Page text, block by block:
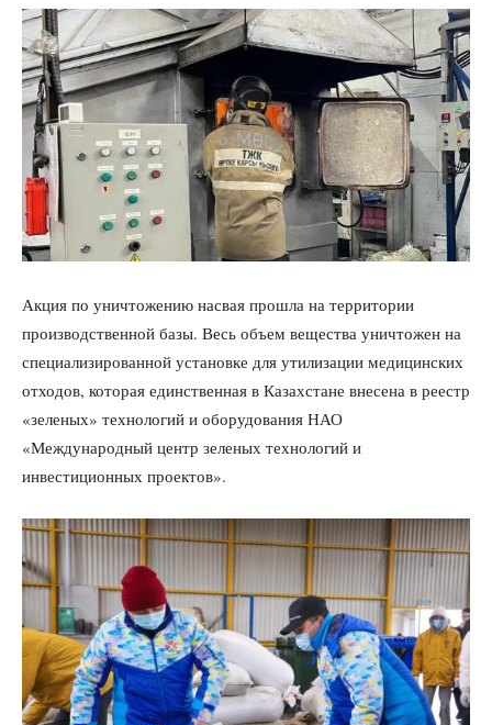
Акция по уничтожению насвая прошла на территории
производственной базы. Весь объем вещества уничтожен на
специализированной установке для утилизации медицинских
отходов, которая единственная в Казахстане внесена в реестр
«зеленых» технологий и оборудования НАО
«Международный центр зеленых технологий и
инвестиционных проектов».